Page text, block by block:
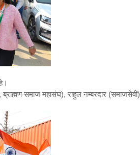
ब्राह्मण समाज महासंघ), राहुल नम्बरदार (समाजसेवी)